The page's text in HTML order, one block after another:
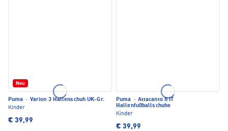
Neu
Puma · Varion 3 Hallenschuh UK-Gr.
Kinder
€ 39,99
Puma · Attacanto II IT
Hallenfußballschuhe
Kinder
€ 39,99